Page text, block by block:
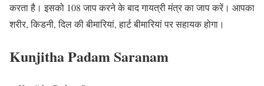
करता है। इसको 108 जाप करने के बाद गायत्री मंत्र का जाप करें। आपका
शरीर, किडनी, दिल की बीमारियां, हार्ट बीमारियां पर सहायक होगा।
Kunjitha Padam Saranam